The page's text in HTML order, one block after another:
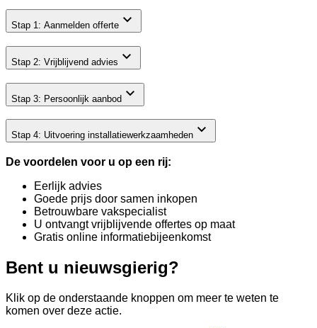
Stap 1: Aanmelden offerte
Stap 2: Vrijblijvend advies
Stap 3: Persoonlijk aanbod
Stap 4: Uitvoering installatiewerkzaamheden
De voordelen voor u op een rij:
Eerlijk advies
Goede prijs door samen inkopen
Betrouwbare vakspecialist
U ontvangt vrijblijvende offertes op maat
Gratis online informatiebijeenkomst
Bent u nieuwsgierig?
Klik op de onderstaande knoppen om meer te weten te
komen over deze actie.